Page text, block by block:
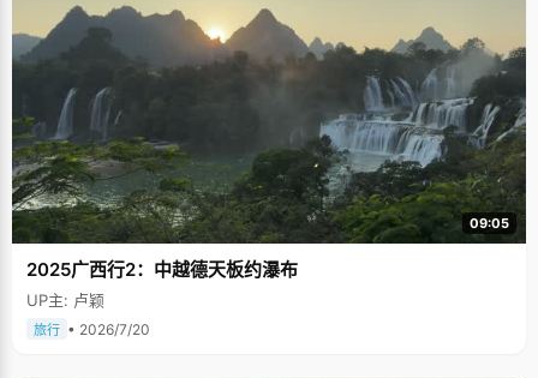
09:05
2025广西行2：中越德天板约瀑布
UP主: 卢颖
旅行 • 2026/7/20